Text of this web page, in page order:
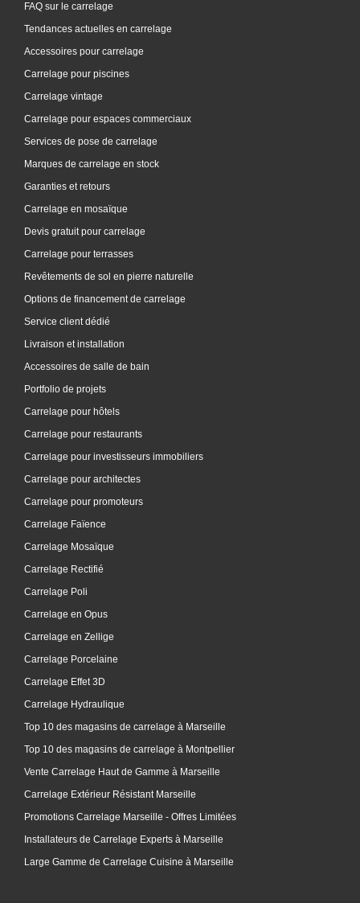
FAQ sur le carrelage
Tendances actuelles en carrelage
Accessoires pour carrelage
Carrelage pour piscines
Carrelage vintage
Carrelage pour espaces commerciaux
Services de pose de carrelage
Marques de carrelage en stock
Garanties et retours
Carrelage en mosaïque
Devis gratuit pour carrelage
Carrelage pour terrasses
Revêtements de sol en pierre naturelle
Options de financement de carrelage
Service client dédié
Livraison et installation
Accessoires de salle de bain
Portfolio de projets
Carrelage pour hôtels
Carrelage pour restaurants
Carrelage pour investisseurs immobiliers
Carrelage pour architectes
Carrelage pour promoteurs
Carrelage Faïence
Carrelage Mosaïque
Carrelage Rectifié
Carrelage Poli
Carrelage en Opus
Carrelage en Zellige
Carrelage Porcelaine
Carrelage Effet 3D
Carrelage Hydraulique
Top 10 des magasins de carrelage à Marseille
Top 10 des magasins de carrelage à Montpellier
Vente Carrelage Haut de Gamme à Marseille
Carrelage Extérieur Résistant Marseille
Promotions Carrelage Marseille - Offres Limitées
Installateurs de Carrelage Experts à Marseille
Large Gamme de Carrelage Cuisine à Marseille